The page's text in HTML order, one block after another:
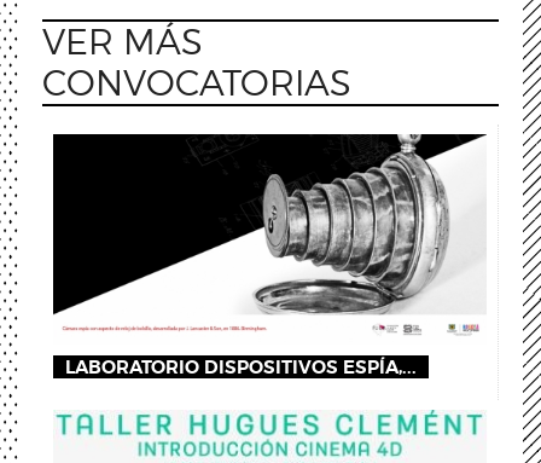
VER MÁS
CONVOCATORIAS
LABORATORIO DISPOSITIVOS ESPÍA,...